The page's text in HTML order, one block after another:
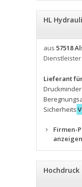
HL
aus 57518
Dienstleister
Lieferant
Sicherheits
Firmen-
anzeigen